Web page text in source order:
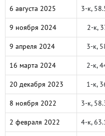
6 августа 2025 3-к,
9 ноября 2024 2-к,
9 апреля 2024 3-к,
16 марта 2024 2-к,
20 декабря 2023 1-к,
8 ноября 2022 3-к,
2 февраля 2022 4-к,